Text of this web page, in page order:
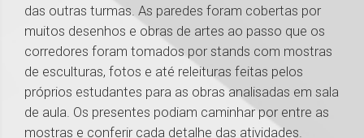
das outras turmas. As paredes foram cobertas por
muitos desenhos e obras de artes ao passo que os
corredores foram tomados por stands com mostras
de esculturas, fotos e até releituras feitas pelos
próprios estudantes para as obras analisadas em sala
de aula. Os presentes podiam caminhar por entre as
mostras e conferir cada detalhe das atividades.